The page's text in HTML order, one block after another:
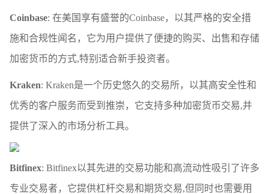
Coinbase: 在美国享有盛誉的Coinbase，以其严格的安全措
施和合规性闻名，它为用户提供了便捷的购买、出售和存储
加密货币的方式,特别适合新手投资者。
Kraken: Kraken是一个历史悠久的交易所，以其高安全性和
优秀的客户服务而受到推崇，它支持多种加密货币交易,并
提供了深入的市场分析工具。
Bitfinex: Bitfinex以其先进的交易功能和高流动性吸引了许多
专业交易者，它提供杠杆交易和期货交易,但同时也需要用